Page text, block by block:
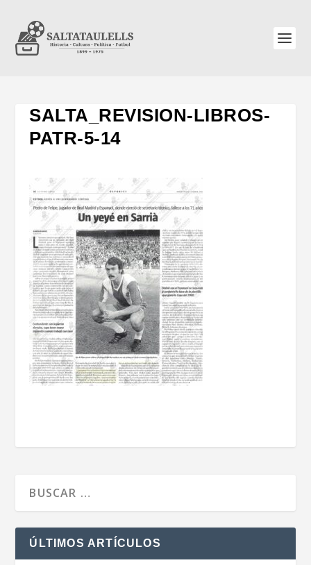
SALTA_REVISION-LIBROS-
PATR-5-14
ÚLTIMOS ARTÍCULOS